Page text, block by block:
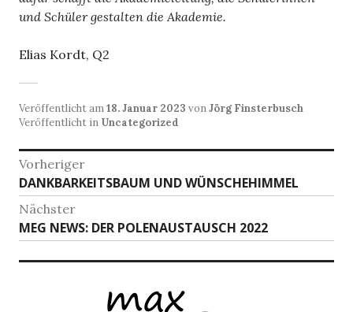
und Schüler gestalten die Akademie.
Elias Kordt, Q2
Veröffentlicht am18. Januar 2023 vonJörg Finsterbusch
Veröffentlicht in Uncategorized
Beitragsnavigation
Vorheriger
Vorheriger
Beitrag:
DANKBARKEITSBAUM UND WÜNSCHEHIMMEL
Nächster
Nächster
Beitrag:
MEG NEWS: DER POLENAUSTAUSCH 2022